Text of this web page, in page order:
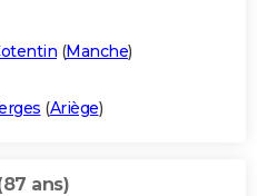
(Manche)
(Ariège)
ans)